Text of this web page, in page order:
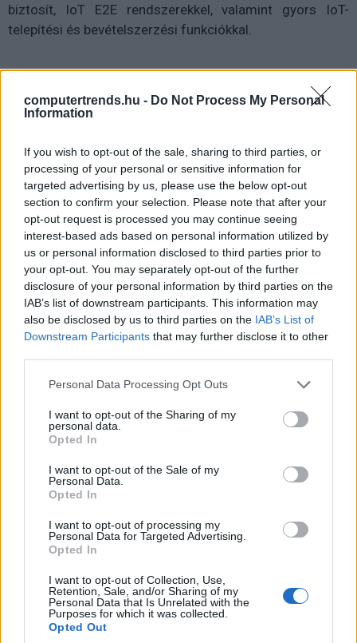
computertrends.hu - Do Not Process My Personal
Information
If you wish to opt-out of the sale, sharing to third parties, or
processing of your personal or sensitive information for
targeted advertising by us, please use the below opt-out
section to confirm your selection. Please note that after your
opt-out request is processed you may continue seeing
interest-based ads based on personal information utilized by
us or personal information disclosed to third parties prior to
your opt-out. You may separately opt-out of the further
disclosure of your personal information by third parties on the
IAB’s list of downstream participants. This information may
also be disclosed by us to third parties on the IAB’s List of
Downstream Participants that may further disclose it to other
Please note that this website/app uses one or more Google
not limited to your visit or usage behaviour. You may click to
grant or deny consent to Google and its third-party tags to
use your data for below specified purposes in below Google
consent section.
Personal Data Processing Opt Outs
I want to opt-out of the Sharing of my
personal data.
Opted In
I want to opt-out of the Sale of my
Personal Data.
Opted In
I want to opt-out of processing my
Personal Data for Targeted Advertising.
Opted In
I want to opt-out of Collection, Use,
Retention, Sale, and/or Sharing of my
Personal Data that Is Unrelated with the
Purposes for which it was collected.
Opted Out
biztosít, IoT E2E rendszerekkel, valamint gyors IoT-
telepítési és bevételszerzési funkciókkal.
trendeket a fiatalok elvárásai (X)
A diákoknak már nem elég a magas órabér,
rugalmasságot is várnak.
Címkék: #it #ericsson
#digitális platform
#szállítmányozás
#üzlet #távközlés
internete kapcsolat
2017 március 2. 12:40
A globális mobil IoT (Internet of Things - a
dolgok internete) szolgáltatók közül elsőként
száma haladta meg az 50 milliót, jelentette be
a vállalat.